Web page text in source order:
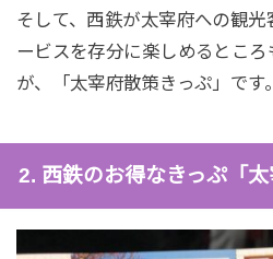
そして、西鉄が太宰府への観
ービスを存分に楽しめるとこ
が、「太宰府散策きっぷ」です。
2. 西鉄のお得なきっぷ「太